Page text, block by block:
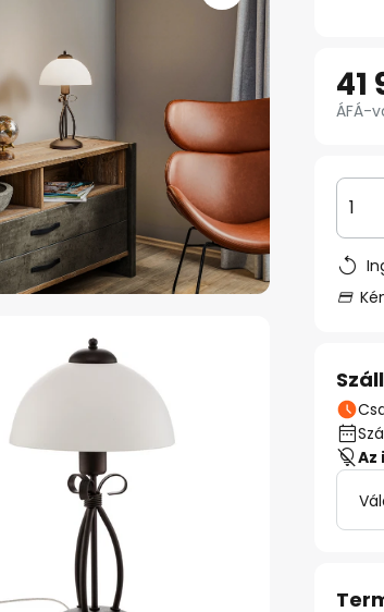
41
ÁFÁ-
1
Az